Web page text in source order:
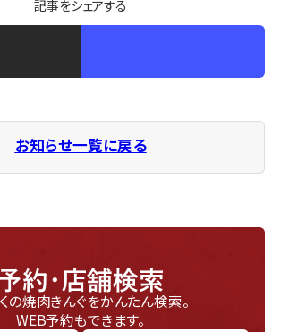
記事をシェアする
お知らせ一覧に戻る
約・店舗検索
の焼肉きんぐをかんたん検索。
WEB予約もできます。